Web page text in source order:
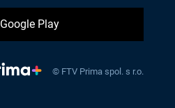
Google Play
© FTV Prima spol. s r.o.